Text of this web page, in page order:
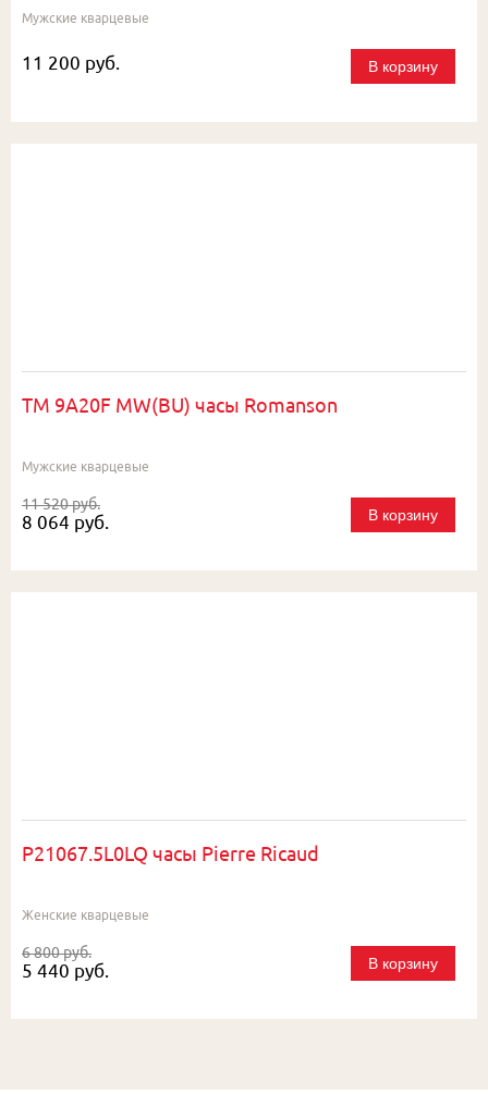
Мужские кварцевые
11 200 руб. В корзину
TM 9A20F MW(BU) часы Romanson
Мужские кварцевые
11 520 руб.
8 064 руб. В корзину
P21067.5L0LQ часы Pierre Ricaud
Женские кварцевые
6 800 руб.
5 440 руб. В корзину